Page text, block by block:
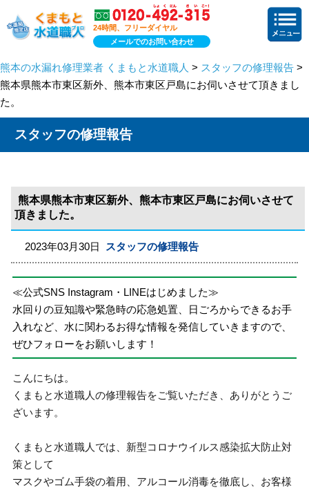
24時間、フリーダイヤル
メールでのお問い合わせ
熊本の水漏れ修理業者 くまもと水道職人 > スタッフの修理報告 >
熊本県熊本市東区新外、熊本市東区戸島にお伺いさせて頂きまし
た。
スタッフの修理報告
熊本県熊本市東区新外、熊本市東区戸島にお伺いさせて
頂きました。
2023年03月30日 スタッフの修理報告
≪公式SNS Instagram・LINEはじめました≫
水回りの豆知識や緊急時の応急処置、日ごろからできるお手
入れなど、水に関わるお得な情報を発信していきますので、
ぜひフォローをお願いします！
こんにちは。
くまもと水道職人の修理報告をご覧いただき、ありがとうご
ざいます。
くまもと水道職人では、新型コロナウイルス感染拡大防止対
策として
マスクやゴム手袋の着用、アルコール消毒を徹底し、お客様